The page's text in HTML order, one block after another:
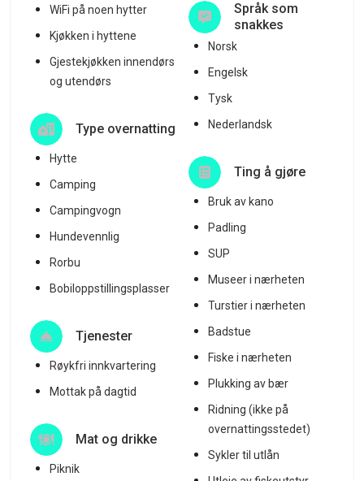
WiFi på noen hytter
Kjøkken i hyttene
Gjestekjøkken innendørs
og utendørs
Type overnatting
Hytte
Camping
Campingvogn
Hundevennlig
Rorbu
Bobiloppstillingsplasser
Tjenester
Røykfri innkvartering
Mottak på dagtid
Mat og drikke
Piknik
Språk som
snakkes
Norsk
Engelsk
Tysk
Nederlandsk
Ting å gjøre
Bruk av kano
Padling
SUP
Museer i nærheten
Turstier i nærheten
Badstue
Fiske i nærheten
Plukking av bær
Ridning (ikke på
overnattingsstedet)
Sykler til utlån